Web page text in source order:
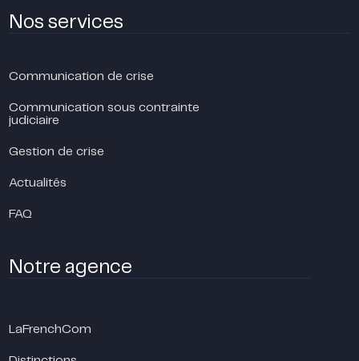
Nos services
Communication de crise
Communication sous contrainte
judiciaire
Gestion de crise
Actualités
FAQ
Notre agence
LaFrenchCom